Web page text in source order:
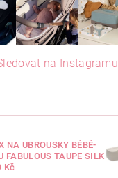
na Instagramu
NA UBROUSKY BÉBÉ-
FABULOUS TAUPE SILK
Kč